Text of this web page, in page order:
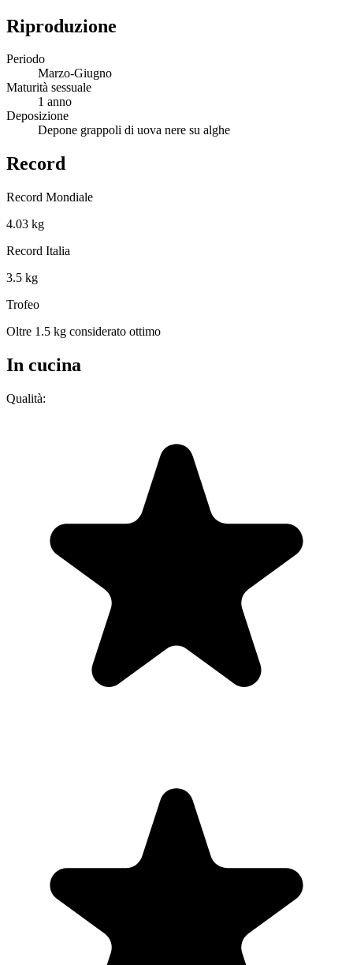
Riproduzione
Periodo
Marzo-Giugno
Maturità sessuale
1 anno
Deposizione
Depone grappoli di uova nere su alghe
Record
Record Mondiale
4.03 kg
Record Italia
3.5 kg
Trofeo
Oltre 1.5 kg considerato ottimo
In cucina
Qualità: